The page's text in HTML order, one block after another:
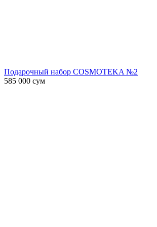
Подарочный набор COSMOTEKA №2
585 000 сум